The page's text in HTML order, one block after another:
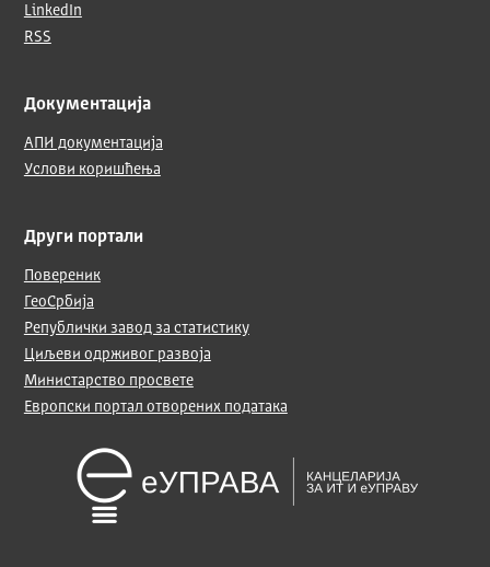
LinkedIn
RSS
Документација
АПИ документација
Услови коришћења
Други портали
Повереник
ГеоСрбија
Републички завод за статистику
Циљеви одрживог развоја
Министарство просвете
Европски портал отворених података